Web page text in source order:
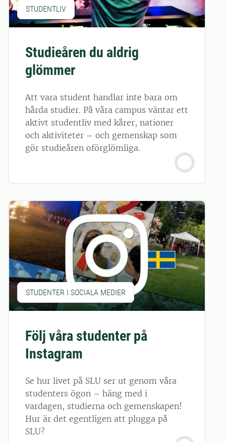
STUDENTLIV
Studieåren du aldrig
glömmer
Att vara student handlar inte bara om
hårda studier. På våra campus väntar ett
aktivt studentliv med kårer, nationer
och aktiviteter – och gemenskap som
gör studieåren oförglömliga.
STUDENTER I SOCIALA MEDIER
Följ våra studenter på
Instagram
Se hur livet på SLU ser ut genom våra
studenters ögon – häng med i
vardagen, studierna och gemenskapen!
Hur är det egentligen att plugga på
SLU?